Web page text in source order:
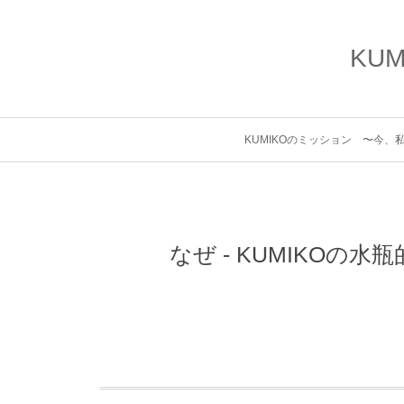
KUMIKOのミッション 〜今、
なぜ - KUMIKOの水